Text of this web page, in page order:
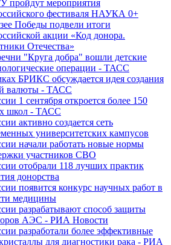
пройдут мероприятия
фестиваля НАУКА 0+
Победы подвели итоги
акции «Код донора.
Отечества»
"Круга добра" вошли детские
операции - ТАСС
БРИКС обсуждается идея создания
валюты - ТАСС
1 сентября откроется более 150
школ - ТАСС
активно создается сеть
университетских кампусов
начали работать новые нормы
участников СВО
отобрали 118 лучших практик
донорства
появится конкурс научных работ в
медицины
разрабатывают способ защиты
АЭС - РИА Новости
разработали более эффективные
для диагностики рака - РИА